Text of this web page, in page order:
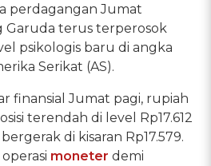
perdagangan Jumat
Garuda terus terperosok
psikologis baru di angka
Serikat (AS).
finansial Jumat pagi, rupiah
terendah di level Rp17.612
di kisaran Rp17.579.
moneter demi